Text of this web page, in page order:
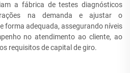
a fábrica de testes diagnósticos
na demanda e ajustar o
forma adequada, assegurando níveis
no atendimento ao cliente, ao
requisitos de capital de giro.